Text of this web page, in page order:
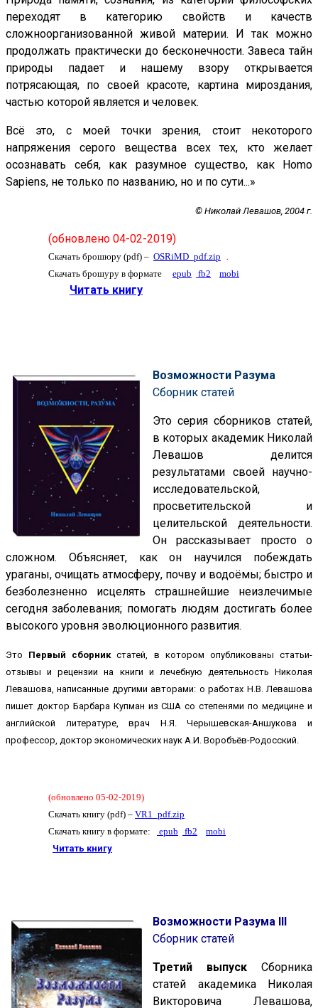
переходят в категорию свойств и качеств
сложноорганизованной живой материи. И так можно
продолжать практически до бесконечности. Завеса тайн
природы падает и нашему взору открывается
потрясающая, по своей красоте, картина мироздания,
частью которой является и человек.
Всё это, с моей точки зрения, стоит некоторого
напряжения серого вещества всех тех, кто желает
осознавать себя, как разумное существо, как Homo
Sapiens, не только по названию, но и по сути...»
© Николай Левашов, 2004 г.
(обновлено 04-02-2019)
Скачать брошюру (pdf) – OSRiMD_pdf.zip .
Скачать брошуру в формате epub fb2 mobi
Читать книгу
Возможности Разума
Сборник статей
Это серия сборников статей,
в которых академик Николай
Левашов делится
результатами своей научно-
исследовательской,
просветительской и
целительской деятельности.
Он рассказывает просто о
сложном. Объясняет, как он научился побеждать
ураганы, очищать атмосферу, почву и водоёмы; быстро и
безболезненно исцелять страшнейшие неизлечимые
сегодня заболевания; помогать людям достигать более
высокого уровня эволюционного развития.
Это Первый сборник статей, в котором опубликованы статьи-
отзывы и рецензии на книги и лечебную деятельность Николая
Левашова, написанные другими авторами: о работах Н.В. Левашова
пишет доктор Барбара Купман из США со степенями по медицине и
английской литературе, врач Н.Я. Черышевская-Аншукова и
профессор, доктор экономических наук А.И. Воробъёв-Родосский.
(обновлено 05-02-2019)
Скачать книгу (pdf) – VR1_pdf.zip
Скачать книгу в формате:
epub fb2
mobi
Читать книгу
Возможности Разума III
Сборник статей
Третий выпуск Сборника
статей академика Николая
Викторовича Левашова,